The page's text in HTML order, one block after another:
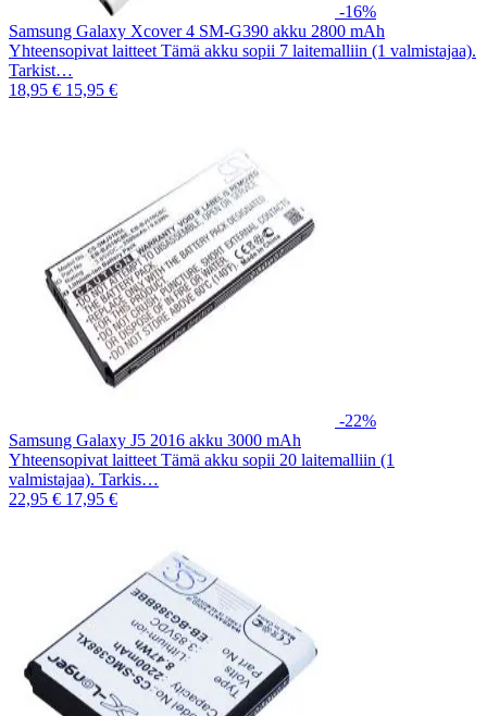
-16%
Samsung Galaxy Xcover 4 SM-G390 akku 2800 mAh
Yhteensopivat laitteet Tämä akku sopii 7 laitemalliin (1 valmistajaa).
Tarkist…
18,95 € 15,95 €
-22%
Samsung Galaxy J5 2016 akku 3000 mAh
Yhteensopivat laitteet Tämä akku sopii 20 laitemalliin (1
valmistajaa). Tarkis…
22,95 € 17,95 €